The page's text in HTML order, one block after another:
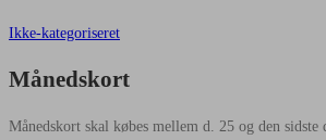
Ikke-kategoriseret
Månedskort
Månedskort skal købes mellem d. 25 og den sidste